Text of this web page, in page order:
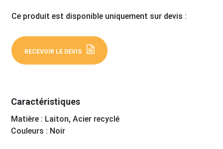
Ce produit est disponible uniquement sur devis :
RECEVOIR LE DEVIS
Caractéristiques
Matière : Laiton, Acier recyclé
Couleurs : Noir